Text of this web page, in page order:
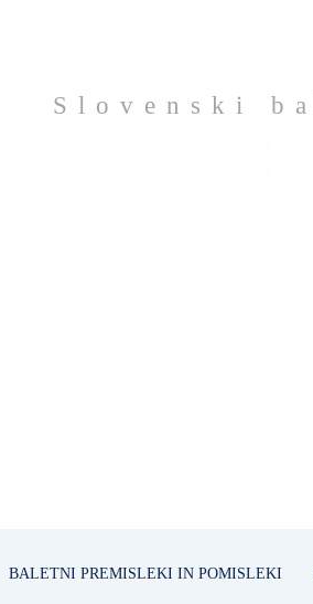
BALETNI PREMISLEKI IN POMISLEKI
Slovenski